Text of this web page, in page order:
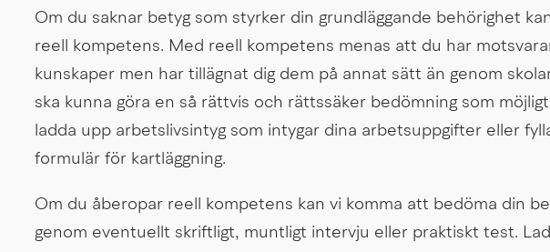
Om du saknar betyg som styrker din grundläggande behörighet
reell kompetens. Med reell kompetens menas att du har
kunskaper men har tillägnat dig dem på annat sätt än genom
ska kunna göra en så rättvis och rättssäker bedömning som
ladda upp arbetslivsintyg som intygar dina arbetsuppgifter eller
formulär för kartläggning.
Om du åberopar reell kompetens kan vi komma att bedöma din
genom eventuellt skriftligt, muntligt intervju eller praktiskt test.